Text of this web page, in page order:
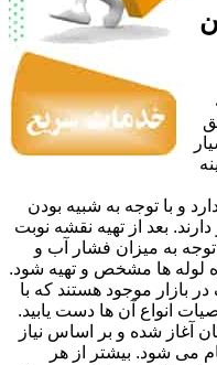
و با توجه به شبیه بودن
بعد از تهیه نقشه نوبت
توجه به میزان فشار آب و
لوله ها مشخص و تهیه شود.
بازار موجود هستند که با
انواع آن ها دست یابید.
آغاز شده و بر اساس نیاز
می شود. بیشتر از هر